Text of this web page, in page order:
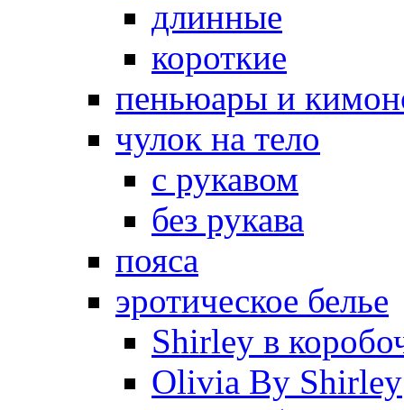
длинные
короткие
пеньюары и
чулок на тело
с рукавом
без рукава
пояса
эротическое белье
Shirley в
Olivia By Shirley